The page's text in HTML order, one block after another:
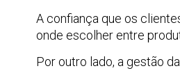
A confiança que os
onde escolher entre
Por outro lado, a gestão